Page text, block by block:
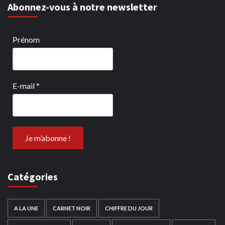
Abonnez-vous à notre newsletter
Prénom
E-mail*
Catégories
A LA UNE CARNET NOIR CHIFFRE DU JOUR